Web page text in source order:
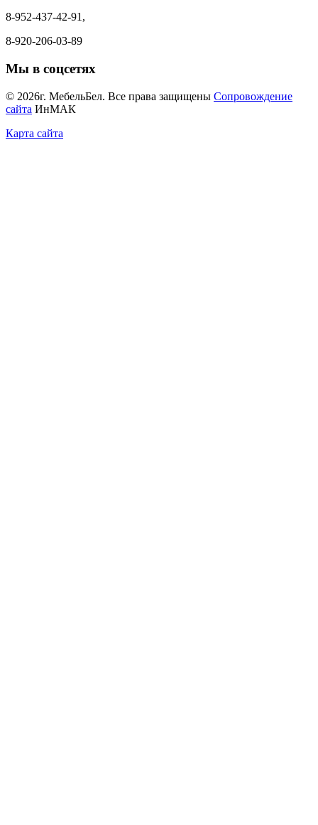
8-952-437-42-91,
8-920-206-03-89
Мы в соцсетях
© 2026г. МебельБел. Все права защищены Сопровождение
сайта ИнМАК
Карта сайта